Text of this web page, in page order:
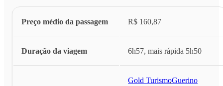
Preço médio da passagem R$ 160,87
Duração da viagem 6h57, mais rápida 5h50
Gold Turismo,Guerino